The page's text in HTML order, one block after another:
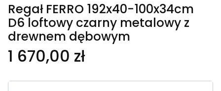
Regał FERRO 192x40-100x34cm
D6 loftowy czarny metalowy z
drewnem dębowym
1 670,00 zł